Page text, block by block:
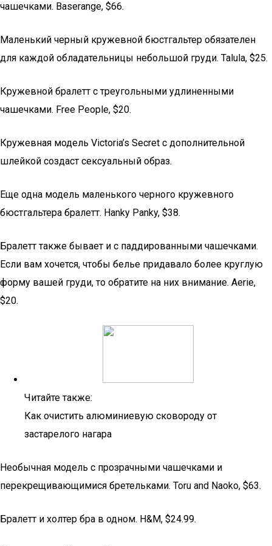
чашечками. Baserange, $66.
Маленький черный кружевной бюстгальтер обязателен
для каждой обладательницы небольшой груди. Talula, $25.
Кружевной бралетт с треугольными удлиненными
чашечками. Free People, $20.
Кружевная модель Victoria’s Secret с дополнительной
шлейкой создаст сексуальный образ.
Еще одна модель маленького черного кружевного
бюстгальтера бралетт. Hanky Panky, $38.
Бралетт также бывает и с паддированными чашечками.
Если вам хочется, чтобы белье придавало более круглую
форму вашей груди, то обратите на них внимание. Aerie,
$20.
Читайте также:
Как очистить алюминиевую сковороду от
застарелого нагара
Необычная модель с прозрачными чашечками и
перекрещивающимися бретельками. Toru and Naoko, $63.
Бралетт и холтер бра в одном. H&M, $24.99.